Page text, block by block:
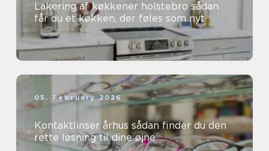
Lakering af køkkener holstebro sådan
får du et køkken, der føles som nyt
05. February 2026
Kontaktlinser århus sådan finder du den
rette løsning til dine øjne